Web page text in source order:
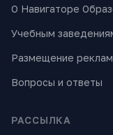
О Навигаторе
Учебным
Размещение
Вопросы и ответы
РАССЫЛКА